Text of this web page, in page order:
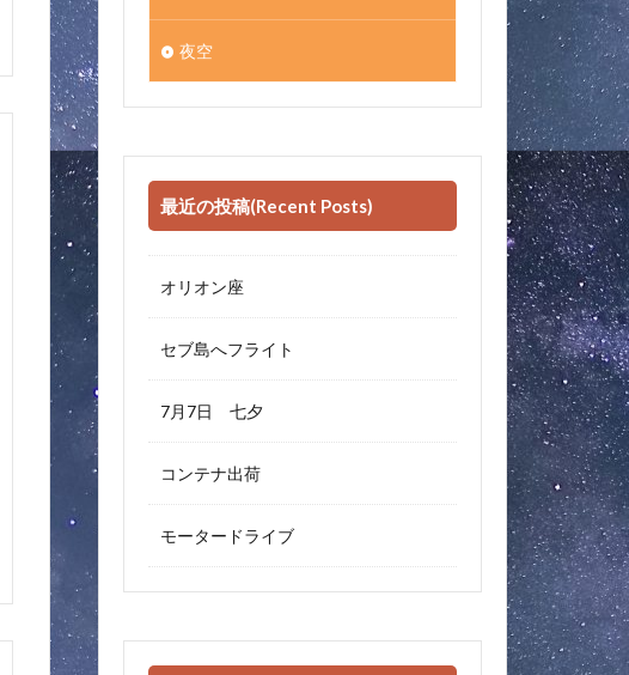
夜空
最近の投稿(Recent Posts)
オリオン座
セブ島へフライト
7月7日 七夕
コンテナ出荷
モータードライブ